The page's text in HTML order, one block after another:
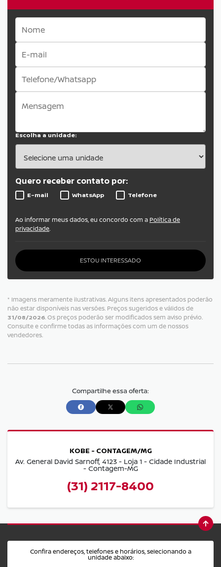
Escolha a unidade:
Quero receber contato por:
E-mail WhatsApp Telefone
Ao informar meus dados, eu concordo com a Política de
privacidade.
ESTOU INTERESSADO
* Imagens meramente ilustrativas. Alguns itens apresentados poderão
não estar disponíveis nas versões. Preços sugeridos e válidos de
31/08/2026. Os preços poderão ser modificados sem aviso prévio.
Consulte e confirme todas as informações com um de nossos
vendedores.
Compartilhe essa oferta:
KOBE - CONTAGEM/MG
Av. General David Sarnoff, 4123 - Loja 1 - Cidade Industrial
- Contagem-MG
(31) 2117-8400
Confira endereços, telefones e horários, selecionando a
unidade abaixo: